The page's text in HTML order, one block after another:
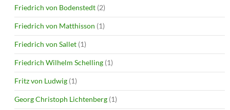
Friedrich von Bodenstedt (2)
Friedrich von Matthisson (1)
Friedrich von Sallet (1)
Friedrich Wilhelm Schelling (1)
Fritz von Ludwig (1)
Georg Christoph Lichtenberg (1)